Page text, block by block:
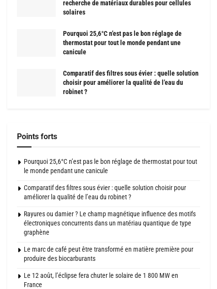
recherche de matériaux durables pour cellules
solaires
Pourquoi 25,6°C n’est pas le bon réglage de
thermostat pour tout le monde pendant une
canicule
Comparatif des filtres sous évier : quelle solution
choisir pour améliorer la qualité de l’eau du
robinet ?
Points forts
Pourquoi 25,6°C n’est pas le bon réglage de thermostat pour tout
le monde pendant une canicule
Comparatif des filtres sous évier : quelle solution choisir pour
améliorer la qualité de l’eau du robinet ?
Rayures ou damier ? Le champ magnétique influence des motifs
électroniques concurrents dans un matériau quantique de type
graphène
Le marc de café peut être transformé en matière première pour
produire des biocarburants
Le 12 août, l’éclipse fera chuter le solaire de 1 800 MW en
France